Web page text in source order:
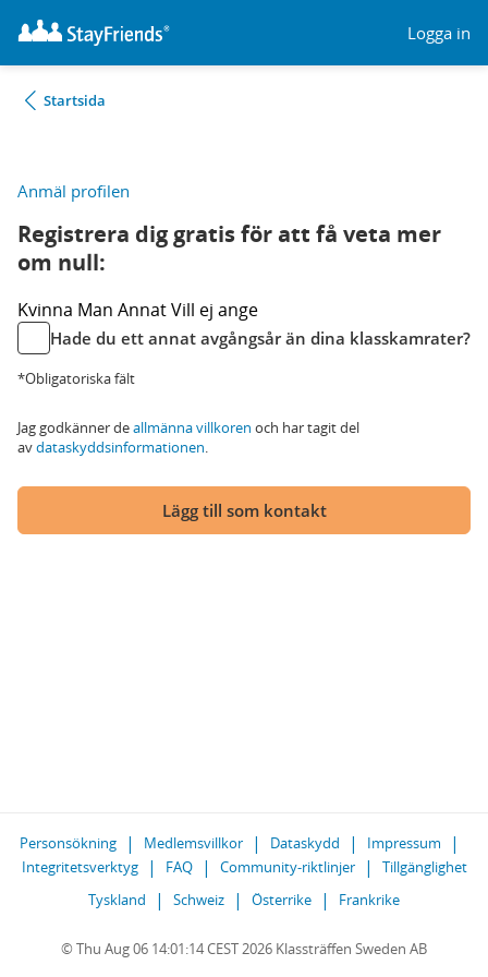
Logga in
Startsida
Anmäl profilen
Registrera dig gratis för att få veta mer
om null:
Kvinna Man AnnatVill ej ange
Hade du ett annat avgångsår än dina klasskamrater?
*Obligatoriska fält
Jag godkänner deallmänna villkoren och har tagit del
avdataskyddsinformationen.
Lägg till som kontakt
Personsökning Medlemsvillkor Dataskydd
Impressum
Integritetsverktyg
FAQ Community-riktlinjer
Tillgänglighet
Tyskland
Schweiz Österrike Frankrike
© Thu Aug 06 14:01:14 CEST 2026 Klassträffen Sweden AB